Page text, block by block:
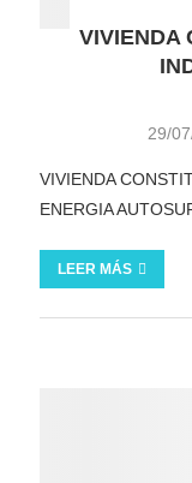
VIVIENDA
29/
VIVIENDA
ENERGIA
LEER MÁS